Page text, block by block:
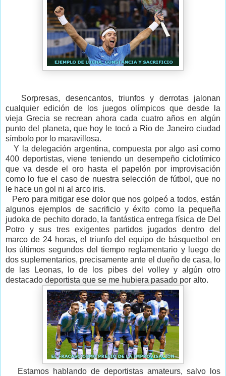
Sorpresas, desencantos, triunfos y derrotas jalonan
cualquier edición de los juegos olímpicos que desde la
vieja Grecia se recrean ahora cada cuatro años en algún
punto del planeta, que hoy le tocó a Rio de Janeiro ciudad
símbolo por lo maravillosa.
Y la delegación argentina, compuesta por algo así como
400 deportistas, viene teniendo un desempeño ciclotímico
que va desde el oro hasta el papelón por improvisación
como lo fue el caso de nuestra selección de fútbol, que no
le hace un gol ni al arco iris.
Pero para mitigar ese dolor que nos golpeó a todos, están
algunos ejemplos de sacrificio y éxito como la pequeña
judoka de pechito dorado, la fantástica entrega física de Del
Potro y sus tres exigentes partidos jugados dentro del
marco de 24 horas, el triunfo del equipo de básquetbol en
los últimos segundos del tiempo reglamentario y luego de
dos suplementarios, precisamente ante el dueño de casa, lo
de las Leonas, lo de los pibes del volley y algún otro
destacado deportista que se me hubiera pasado por alto.
Estamos hablando de deportistas amateurs, salvo los